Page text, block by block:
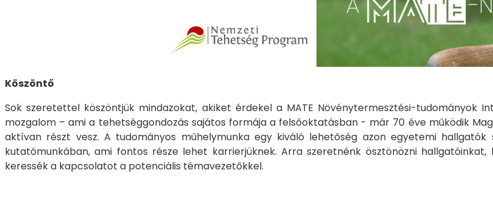
Köszöntő
Sok szeretettel köszöntjük mindazokat, akiket érdekel a MATE Növénytermesztési-tudományok
mozgalom – ami a tehetséggondozás sajátos formája a felsőoktatásban - már 70 éve működik
aktívan részt vesz. A tudományos műhelymunka egy kiváló lehetőség azon egyetemi
kutatómunkában, ami fontos része lehet karrierjüknek. Arra szeretnénk ösztönözni
keressék a kapcsolatot a potenciális témavezetőkkel.